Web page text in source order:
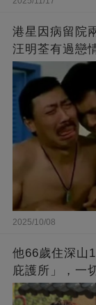
港星因病留院
汪明荃有過戀
2025/10/08
他66歲住深山
庇護所」，一